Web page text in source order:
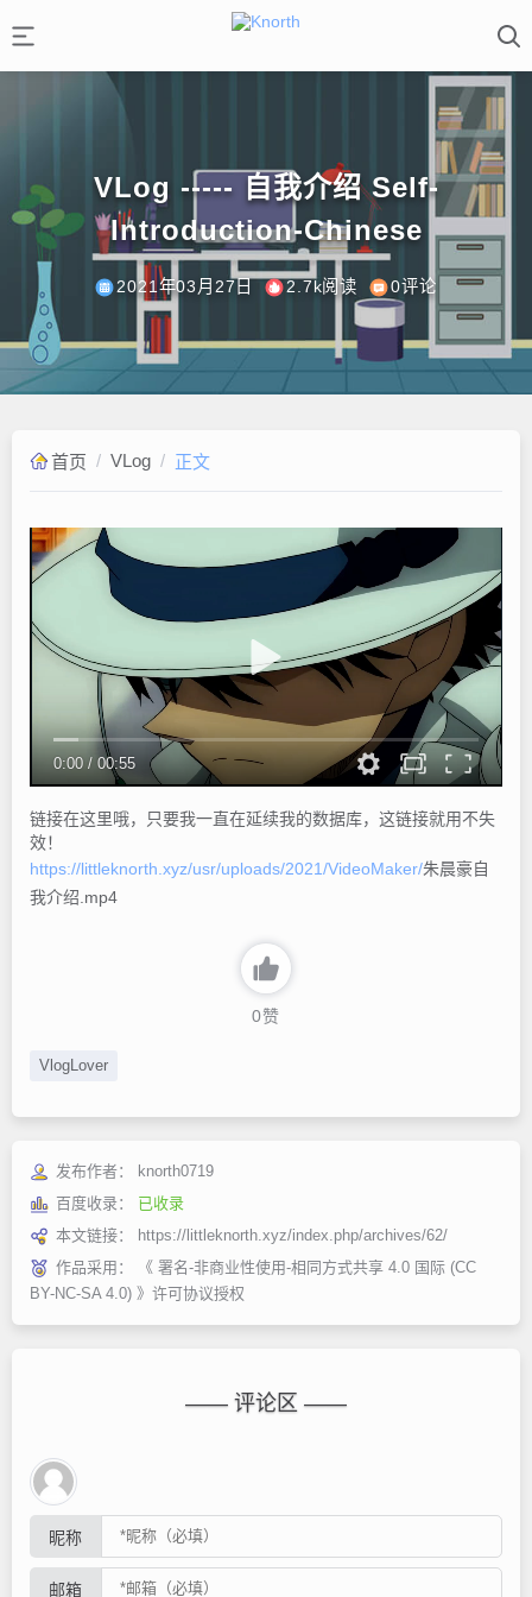
VLog ----- 自我介绍 Self-
Introduction-Chinese
2021年03月27日 2.7k阅读 0评论
首页 / VLog / 正文
0:00 / 00:55
链接在这里哦，只要我一直在延续我的数据库，这链接就用不失
效！
https://littleknorth.xyz/usr/uploads/2021/VideoMaker/朱晨豪自
我介绍.mp4
0赞
VlogLover
发布作者：
knorth0719
百度收录：
已收录
本文链接：
https://littleknorth.xyz/index.php/archives/62/
作品采用：
《 署名-非商业性使用-相同方式共享 4.0 国际 (CC
BY-NC-SA 4.0) 》许可协议授权
—— 评论区 ——
昵称
邮箱